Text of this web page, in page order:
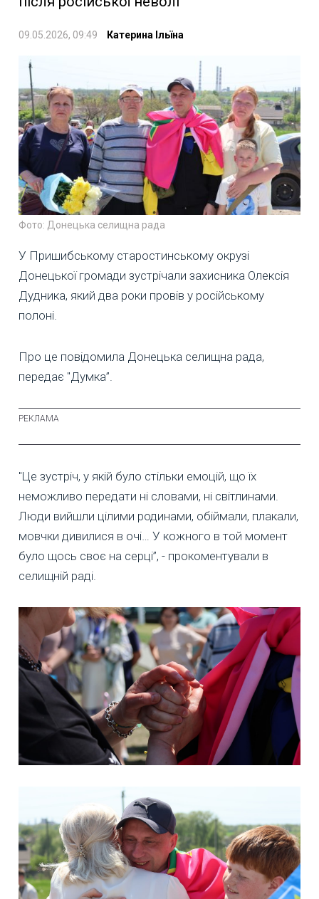
09.05.2026, 09:49 Катерина Ільїна
Фото: Донецька селищна рада
У Пришибському старостинському окрузі
Донецької громади зустрічали захисника Олексія
Дудника, який два роки провів у російському
полоні.
Про це повідомила Донецька селищна рада,
передає "Думка”.
"Це зустріч, у якій було стільки емоцій, що їх
неможливо передати ні словами, ні світлинами.
Люди вийшли цілими родинами, обіймали, плакали,
мовчки дивилися в очі… У кожного в той момент
було щось своє на серці”, - прокоментували в
селищній раді.